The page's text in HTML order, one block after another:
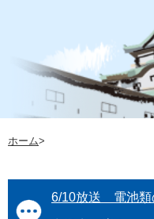
ホーム>
6/10放送 電池類